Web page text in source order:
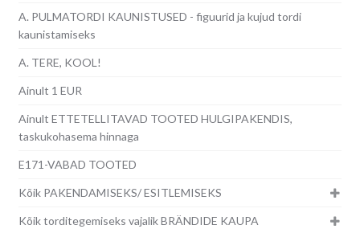
A. PULMATORDI KAUNISTUSED - figuurid ja kujud tordi
kaunistamiseks
A. TERE, KOOL!
Ainult 1 EUR
Ainult ETTETELLITAVAD TOOTED HULGIPAKENDIS,
taskukohasema hinnaga
E171-VABAD TOOTED
Kõik PAKENDAMISEKS/ ESITLEMISEKS
Kõik torditegemiseks vajalik BRÄNDIDE KAUPA